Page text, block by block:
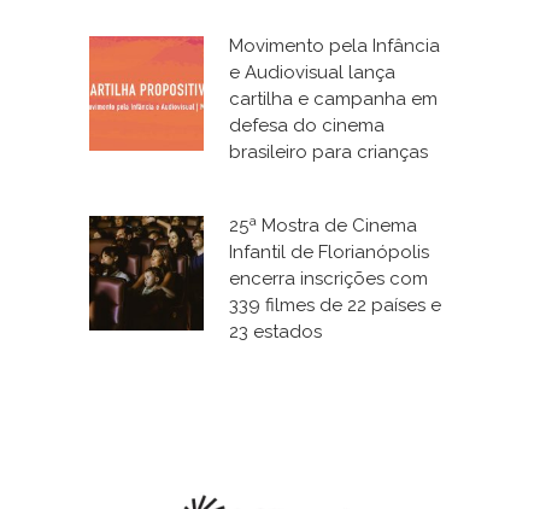
Movimento pela Infância
e Audiovisual lança
cartilha e campanha em
defesa do cinema
brasileiro para crianças
25ª Mostra de Cinema
Infantil de Florianópolis
encerra inscrições com
339 filmes de 22 países e
23 estados